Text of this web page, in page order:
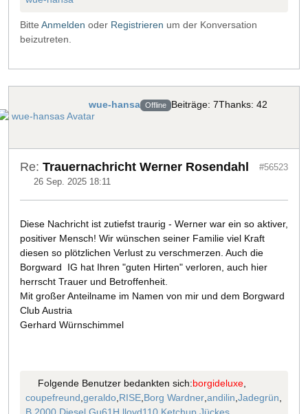
Bitte Anmelden oder Registrieren um der Konversation
beizutreten.
wue-hansa Offline Beiträge: 7Thanks: 42
Re: Trauernachricht Werner Rosendahl
26 Sep. 2025 18:11
#56523
Diese Nachricht ist zutiefst traurig - Werner war ein so aktiver,
positiver Mensch! Wir wünschen seiner Familie viel Kraft
diesen so plötzlichen Verlust zu verschmerzen. Auch die
Borgward IG hat Ihren "guten Hirten" verloren, auch hier
herrscht Trauer und Betroffenheit.
Mit großer Anteilname im Namen von mir und dem Borgward
Club Austria
Gerhard Würnschimmel
Folgende Benutzer bedankten sich:borgideluxe,
coupefreund,geraldo,RISE,Borg Wardner,andilin,Jadegrün,